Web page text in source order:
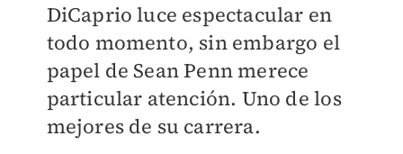
DiCaprio luce espectacular en
todo momento, sin embargo el
papel de Sean Penn merece
particular atención. Uno de los
mejores de su carrera.